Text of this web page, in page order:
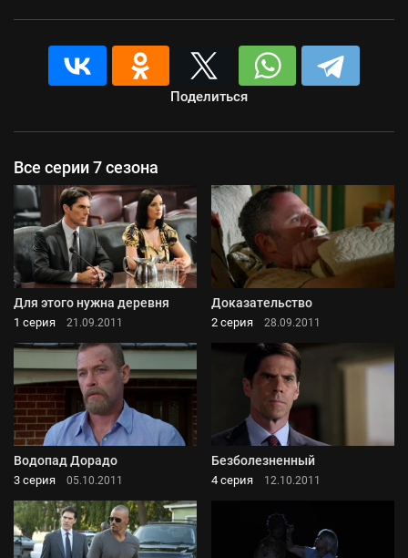
Поделиться
Все серии 7 сезона
Для этого нужна деревня
1 серия 21.09.2011
Доказательство
2 серия 28.09.2011
Водопад Дорадо
3 серия 05.10.2011
Безболезненный
4 серия 12.10.2011